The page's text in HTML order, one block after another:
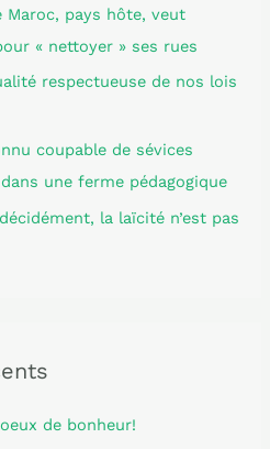
Maroc, pays hôte, veut
« nettoyer » ses rues
respectueuse de nos lois
coupable de sévices
une ferme pédagogique
la laïcité n’est pas
de bonheur!